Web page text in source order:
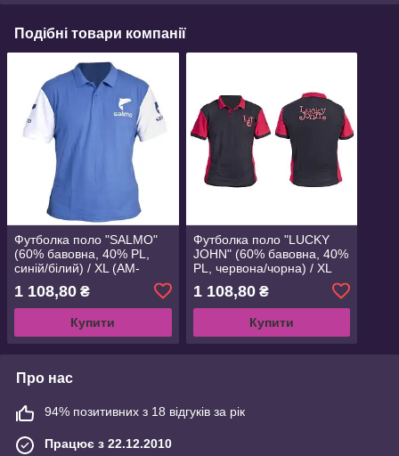
Подібні товари компанії
Футболка поло "SALMO"
(60% бавовна, 40% PL,
синій/білий) / XL (AM-
1 108,80 ₴
Купити
Футболка поло "LUCKY
JOHN" (60% бавовна, 40%
PL, червона/чорна) / XL
1 108,80₴
Купити
Про нас
94% позитивних з 18 відгуків за рік
Працює з 22.12.2010